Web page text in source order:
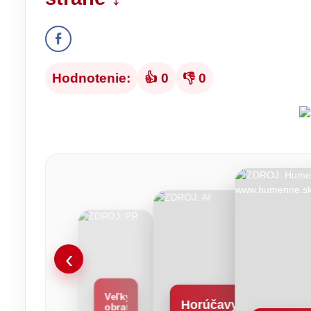
Hodnotenie: 👍 0 👎 0
‹
Veľký
obrat
Horúčavy